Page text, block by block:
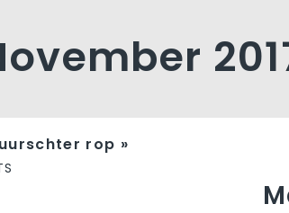
rop »